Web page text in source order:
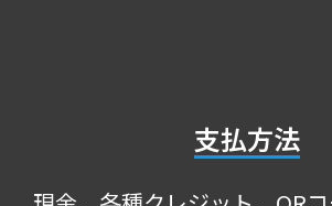
支払方法